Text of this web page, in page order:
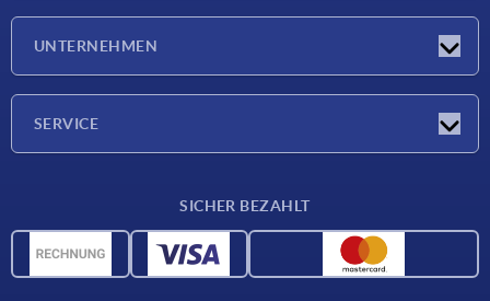
UNTERNEHMEN
SERVICE
CAD-Daten
SICHER BEZAHLT